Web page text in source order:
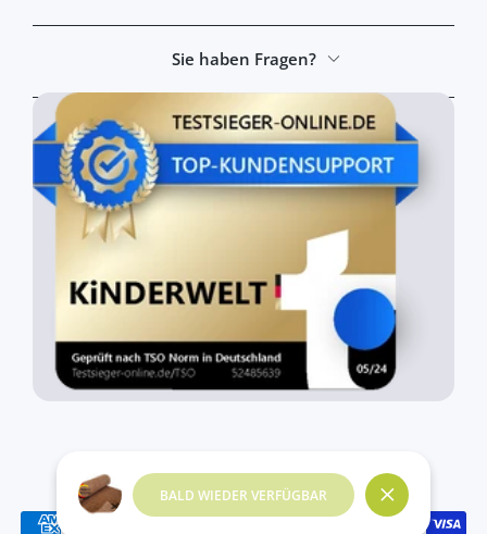
BALD WIEDER VERFÜGBAR
Nah dran
Sie haben Fragen?
© 2026,kinderwelt4you
Zahlungsmethoden